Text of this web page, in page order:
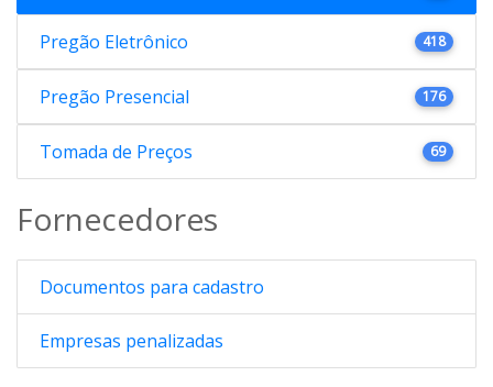
Pregão Eletrônico 418
Pregão Presencial 176
Tomada de Preços 69
Fornecedores
Documentos para cadastro
Empresas penalizadas